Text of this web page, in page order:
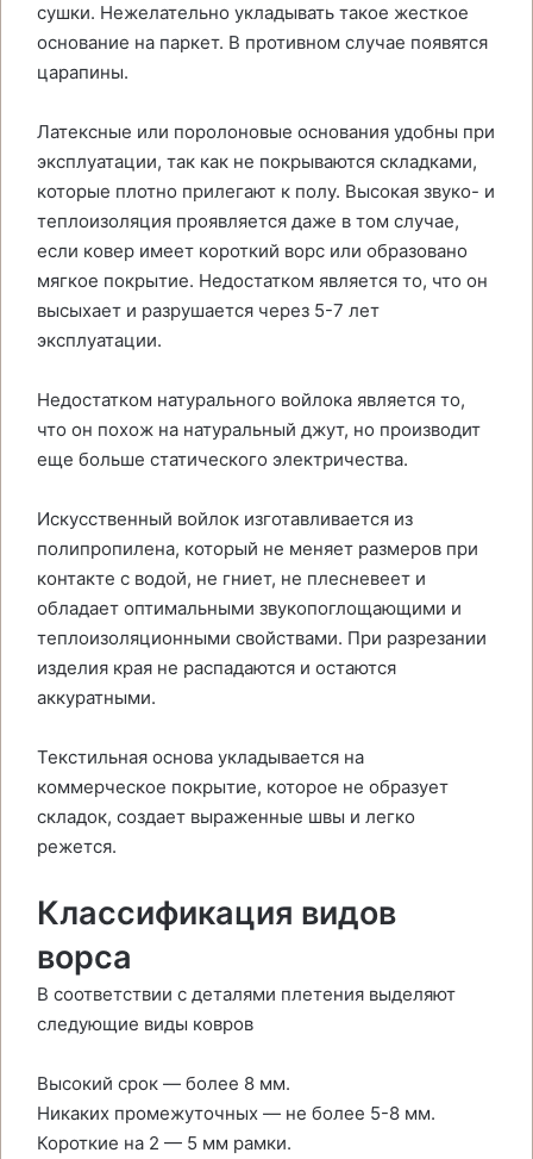
сушки. Нежелательно укладывать такое жесткое
основание на паркет. В противном случае появятся
царапины.
Латексные или поролоновые основания удобны при
эксплуатации, так как не покрываются складками,
которые плотно прилегают к полу. Высокая звуко- и
теплоизоляция проявляется даже в том случае,
если ковер имеет короткий ворс или образовано
мягкое покрытие. Недостатком является то, что он
высыхает и разрушается через 5-7 лет
эксплуатации.
Недостатком натурального войлока является то,
что он похож на натуральный джут, но производит
еще больше статического электричества.
Искусственный войлок изготавливается из
полипропилена, который не меняет размеров при
контакте с водой, не гниет, не плесневеет и
обладает оптимальными звукопоглощающими и
теплоизоляционными свойствами. При разрезании
изделия края не распадаются и остаются
аккуратными.
Текстильная основа укладывается на
коммерческое покрытие, которое не образует
складок, создает выраженные швы и легко
режется.
Классификация видов
ворса
В соответствии с деталями плетения выделяют
следующие виды ковров
Высокий срок — более 8 мм.
Никаких промежуточных — не более 5-8 мм.
Короткие на 2 — 5 мм рамки.